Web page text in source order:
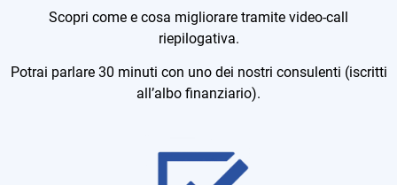
Scopri come e cosa migliorare tramite video-call
riepilogativa.
Potrai parlare 30 minuti con uno dei nostri consulenti (iscritti
all’albo finanziario).